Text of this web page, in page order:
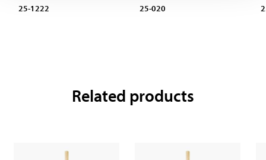
25-1222 25-020
Related products